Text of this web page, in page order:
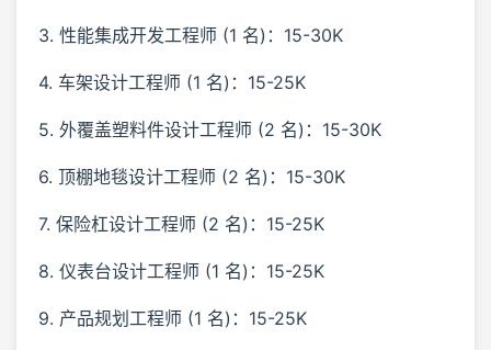
3. 性能集成开发工程师 (1 名)：15-30K
4. 车架设计工程师 (1 名)：15-25K
5. 外覆盖塑料件设计工程师 (2 名)：15-30K
6. 顶棚地毯设计工程师 (2 名)：15-30K
7. 保险杠设计工程师 (2 名)：15-25K
8. 仪表台设计工程师 (1 名)：15-25K
9. 产品规划工程师 (1 名)：15-25K